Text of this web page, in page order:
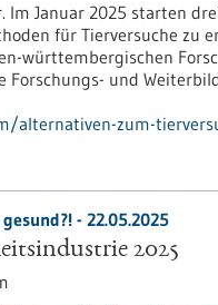
Januar 2025 starten
für Tierversuche zu
württembergischen
Forschungs- und
zum-
- 22.05.2025
2025